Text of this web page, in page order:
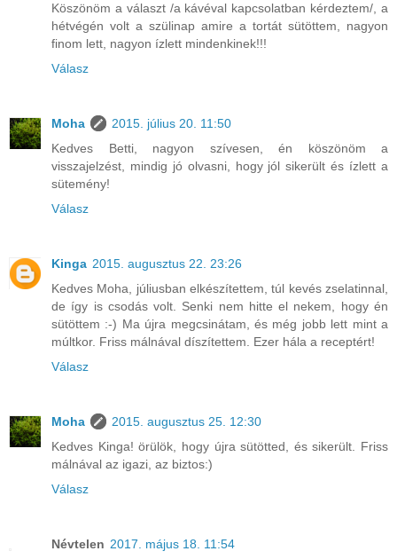
Köszönöm a választ /a kávéval kapcsolatban kérdeztem/, a
hétvégén volt a szülinap amire a tortát sütöttem, nagyon
finom lett, nagyon ízlett mindenkinek!!!
Válasz
Moha
2015. július 20. 11:50
Kedves Betti, nagyon szívesen, én köszönöm a
visszajelzést, mindig jó olvasni, hogy jól sikerült és ízlett a
sütemény!
Válasz
Kinga 2015. augusztus 22. 23:26
Kedves Moha, júliusban elkészítettem, túl kevés zselatinnal,
de így is csodás volt. Senki nem hitte el nekem, hogy én
sütöttem :-) Ma újra megcsinátam, és még jobb lett mint a
múltkor. Friss málnával díszítettem. Ezer hála a receptért!
Válasz
Moha
2015. augusztus 25. 12:30
Kedves Kinga! örülök, hogy újra sütötted, és sikerült. Friss
málnával az igazi, az biztos:)
Válasz
Névtelen 2017. május 18. 11:54